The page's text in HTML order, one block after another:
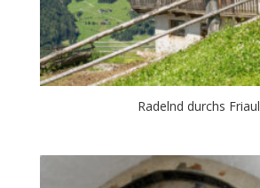
Radelnd durchs Friaul